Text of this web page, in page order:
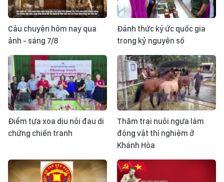
Câu chuyện hôm nay qua
ảnh - sáng 7/8
Đánh thức ký ức quốc gia
trong kỷ nguyên số
Điểm tựa xoa dịu nỗi đau di
chứng chiến tranh
Thăm trại nuôi ngựa làm
động vật thí nghiệm ở
Khánh Hòa